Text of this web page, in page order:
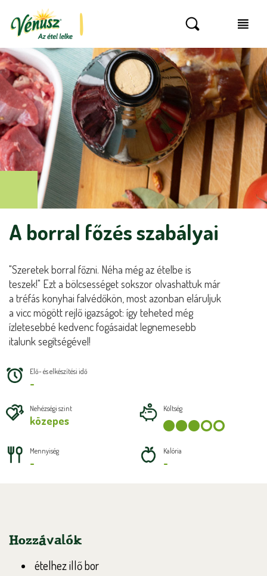
A borral főzés szabályai
"Szeretek borral főzni. Néha még az ételbe is
teszek!" Ezt a bölcsességet sokszor olvashattuk már
a tréfás konyhai falvédőkön, most azonban eláruljuk
a vicc mögött rejlő igazságot: így teheted még
ízletesebbé kedvenc fogásaidat legnemesebb
italunk segítségével!
Elő- és elkészítési idő
-
Nehézségi szint
közepes
Költség
Mennyiség
-
Kalória
-
Hozzávalók
ételhez illő bor